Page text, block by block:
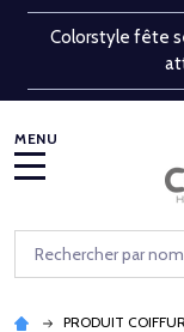
Colorstyle fête
Rechercher
PRODUIT